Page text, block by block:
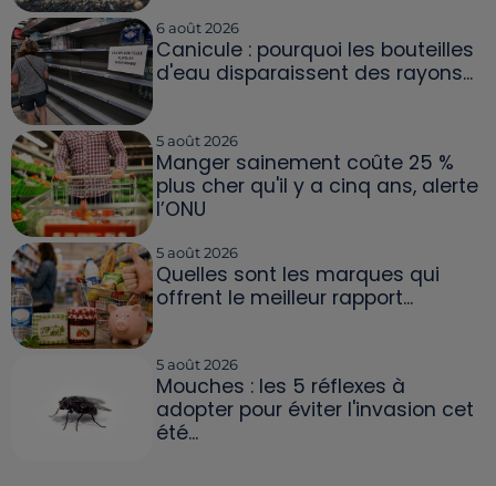
6 août 2026
Canicule : pourquoi les bouteilles
d'eau disparaissent des rayons...
5 août 2026
Manger sainement coûte 25 %
plus cher qu'il y a cinq ans, alerte
l’ONU
5 août 2026
Quelles sont les marques qui
offrent le meilleur rapport...
5 août 2026
Mouches : les 5 réflexes à
adopter pour éviter l'invasion cet
été...